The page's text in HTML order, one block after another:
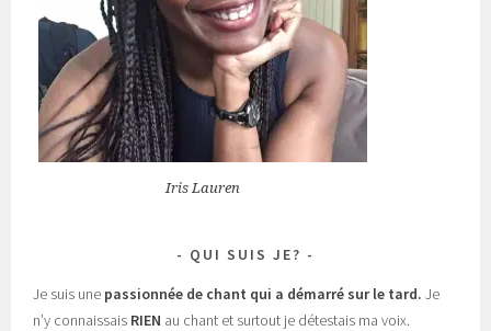
Iris Lauren
QUI SUIS JE?
Je suis une passionnée de chant qui a démarré sur le tard. Je
n’y connaissais RIEN au chant et surtout je détestais ma voix.